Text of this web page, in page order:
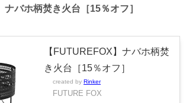
ナバホ柄焚き火台［15％オフ］
【FUTUREFOX】ナバホ柄焚
き火台［15％オフ］
created by Rinker
FUTURE FOX